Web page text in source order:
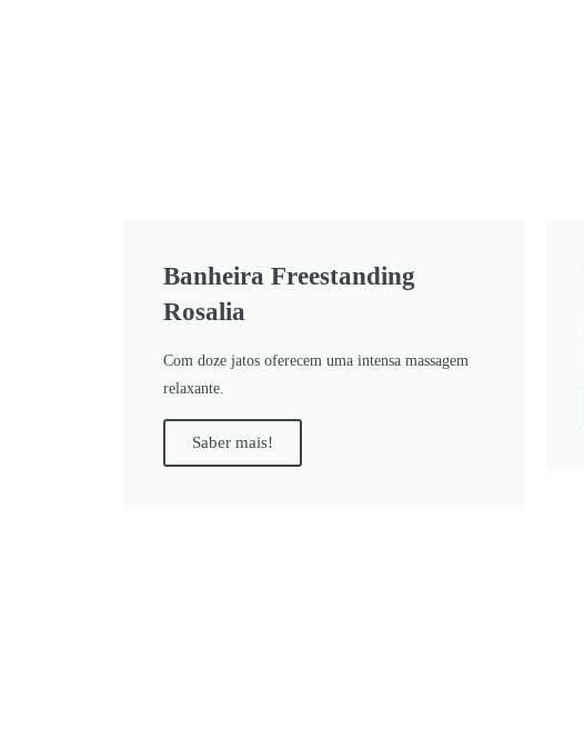
Banheira Freestanding
Rosalia
Com doze jatos oferecem uma intensa massagem
relaxante.
Saber mais!